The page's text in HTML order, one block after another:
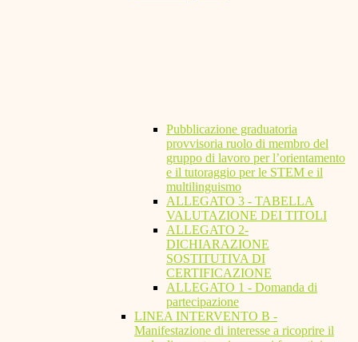
Pubblicazione graduatoria
provvisoria ruolo di membro del
gruppo di lavoro per l’orientamento
e il tutoraggio per le STEM e il
multilinguismo
ALLEGATO 3 - TABELLA
VALUTAZIONE DEI TITOLI
ALLEGATO 2-
DICHIARAZIONE
SOSTITUTIVA DI
CERTIFICAZIONE
ALLEGATO 1 - Domanda di
partecipazione
LINEA INTERVENTO B -
Manifestazione di interesse a ricoprire il